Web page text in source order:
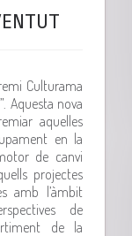
Culturama
Aquesta nova
aquelles
en la
de canvi
projectes
amb l’àmbit
de
de la